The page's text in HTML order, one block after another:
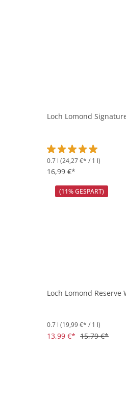
Loch Lomond
Durchschnittliche
0.7 l (24,27 €* / 1 l)
16,99 €*
(11% GESPART)
Loch Lomond Reserve
0.7 l (19,99 €* / 1 l)
13,99 €* 15,79 €*